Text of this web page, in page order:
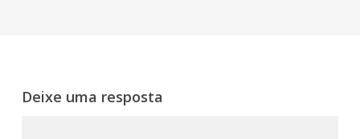
Deixe uma resposta